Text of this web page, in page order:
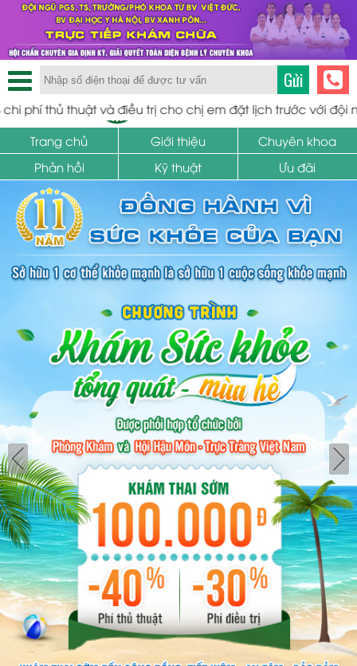
TRUNG TÂM PHỤ KHOA
SỨC KHỎE SINH SẢN
Trang chủ Giới thiệu
Chuyên khoa
Phản hồi
Kỹ thuật Ưu đãi
Gửi
và điều trị cho chị em đặt lịch trước với đội ngũ tiến sĩ